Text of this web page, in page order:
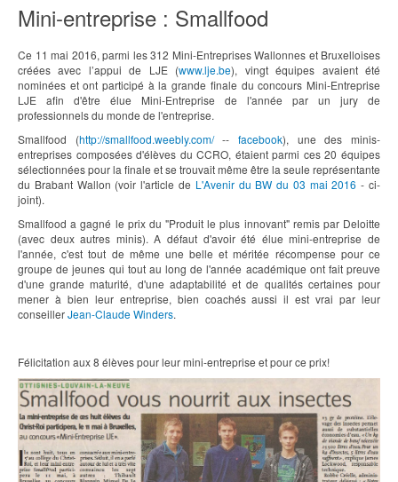
Mini-entreprise : Smallfood
Ce 11 mai 2016, parmi les 312 Mini-Entreprises Wallonnes et Bruxelloises
créées avec l’appui de LJE (www.lje.be), vingt équipes avaient été
nominées et ont participé à la grande finale du concours Mini-Entreprise
LJE afin d'être élue Mini-Entreprise de l'année par un jury de
professionnels du monde de l'entreprise.
Smallfood (http://smallfood.weebly.com/--facebook), une des minis-
entreprises composées d'élèves du CCRO, étaient parmi ces 20 équipes
sélectionnées pour la finale et se trouvait même être la seule représentante
du Brabant Wallon (voir l'article de L'Avenir du BW du 03 mai 2016 - ci-
joint).
Smallfood a gagné le prix du "Produit le plus innovant" remis par Deloitte
(avec deux autres minis). A défaut d'avoir été élue mini-entreprise de
l'année, c'est tout de même une belle et méritée récompense pour ce
groupe de jeunes qui tout au long de l'année académique ont fait preuve
d'une grande maturité, d'une adaptabilité et de qualités certaines pour
mener à bien leur entreprise, bien coachés aussi il est vrai par leur
conseillerJean-Claude Winders.
Félicitation aux 8 élèves pour leur mini-entreprise et pour ce prix!